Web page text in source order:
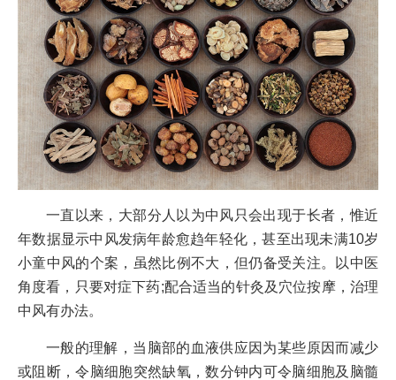
一直以来，大部分人以为中风只会出现于长者，惟近
年数据显示中风发病年龄愈趋年轻化，甚至出现未满10岁
小童中风的个案，虽然比例不大，但仍备受关注。以中医
角度看，只要对症下药;配合适当的针灸及穴位按摩，治理
中风有办法。
一般的理解，当脑部的血液供应因为某些原因而减少
或阻断，令脑细胞突然缺氧，数分钟内可令脑细胞及脑髓